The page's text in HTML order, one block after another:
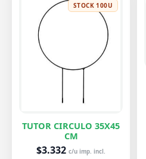
STOCK 100U
TUTOR CIRCULO 35X45
CM
$3.332 c/u imp. incl.